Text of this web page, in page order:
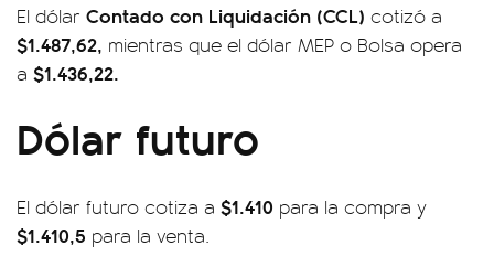
El dólar Contado con Liquidación (CCL) cotizó a
$1.487,62, mientras que el dólar MEP o Bolsa opera
a $1.436,22.
Dólar futuro
El dólar futuro cotiza a $1.410 para la compra y
$1.410,5 para la venta.